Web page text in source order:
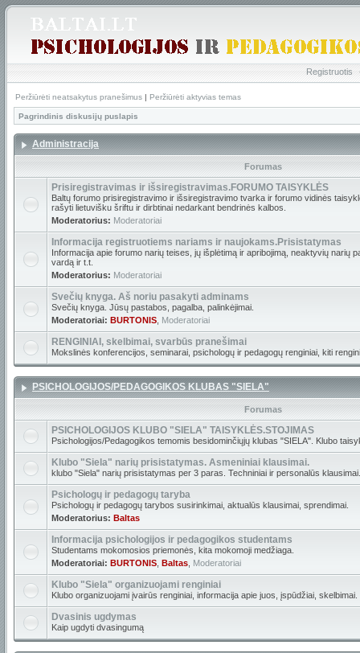
Registruotis
Peržiūrėti neatsakytus pranešimus | Peržiūrėti aktyvias temas
Pagrindinis diskusijų puslapis
Administracija
Forumas
Prisiregistravimas ir išsiregistravimas.FORUMO TAISYKLĖS
Baltų forumo prisiregistravimo ir išsiregistravimo tvarka ir forumo vidinės
rašyti lietuvišku šriftu ir dirbtinai nedarkant bendrinės kalbos.
Moderatorius: Moderatoriai
Informacija registruotiems nariams ir naujokams.Prisistatymas
Informacija apie forumo narių teises, jų išplėtimą ir apribojimą, neaktyvių narių
vardą ir t.t.
Moderatorius: Moderatoriai
Svečių knyga. Aš noriu pasakyti adminams
Svečių knyga. Jūsų pastabos, pagalba, palinkėjimai.
Moderatoriai: BURTONIS Moderatoriai
RENGINIAI, skelbimai, svarbūs pranešimai
Mokslinės konferencijos, seminarai, psichologų ir pedagogų renginiai, kiti
PSICHOLOGIJOS/PEDAGOGIKOS KLUBAS "SIELA"
Forumas
PSICHOLOGIJOS KLUBO "SIELA" TAISYKLĖS.STOJIMAS
Psichologijos/Pedagogikos temomis besidominčiųjų klubas "SIELA". Klubo
Klubo "Siela" narių prisistatymas. Asmeniniai klausimai.
klubo "Siela" narių prisistatymas per 3 paras. Techniniai ir personalūs klausimai.
Psichologų ir pedagogų taryba
Psichologų ir pedagogų tarybos susirinkimai, aktualūs klausimai, sprendimai.
Moderatorius: Baltas
Informacija psichologijos ir pedagogikos studentams
Studentams mokomosios priemonės, kita mokomoji medžiaga.
Moderatoriai: BURTONIS Baltas Moderatoriai
Klubo "Siela" organizuojami renginiai
Klubo organizuojami įvairūs renginiai, informacija apie juos, įspūdžiai, skelbimai.
Dvasinis ugdymas
Kaip ugdyti dvasingumą